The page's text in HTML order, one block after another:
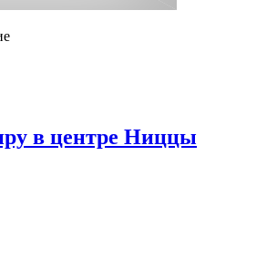
в центре Ниццы